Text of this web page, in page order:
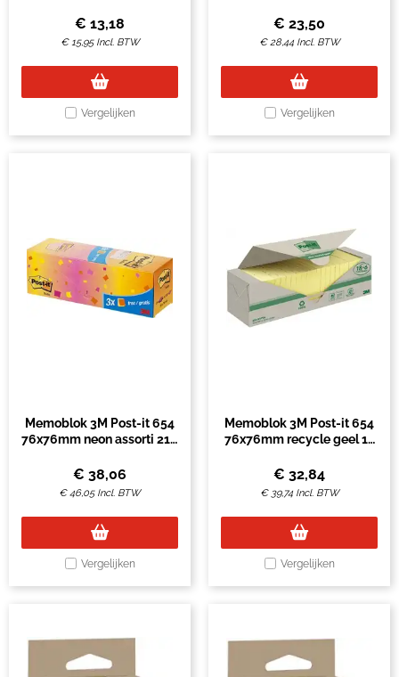
€ 13,18
€15,95 Incl. BTW
Vergelijken
€ 23,50
€28,44 Incl. BTW
Vergelijken
Memoblok 3M Post-it 654
76x76mm neon assorti 21 +
€ 38,06
€46,05 Incl. BTW
Vergelijken
Memoblok 3M Post-it 654
76x76mm recycle geel 18
€ 32,84
€ 39,74 Incl. BTW
Vergelijken